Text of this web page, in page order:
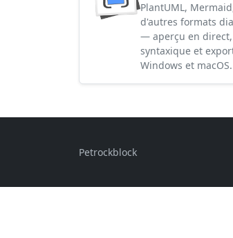
PlantUML,
d'autres formats
— aperçu en
syntaxique et
Windows et macOS.
Petrockblock